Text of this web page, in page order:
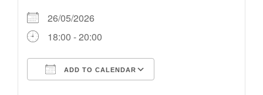
26/05/2026
18:00 - 20:00
ADD TO CALENDAR